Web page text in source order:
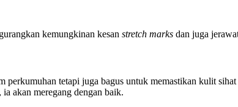
kemungkinan kesan stretch marks dan juga
perkumuhan tetapi juga bagus untuk memastikan kulit sihat
akan meregang dengan baik.